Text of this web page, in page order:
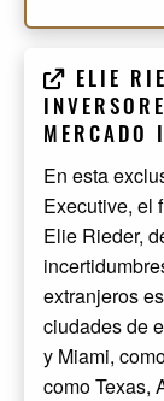
ELIE
MERCADO
En esta
Executive, el
Elie Rieder,
extranjeros
ciudades de
y Miami,
como Texas,